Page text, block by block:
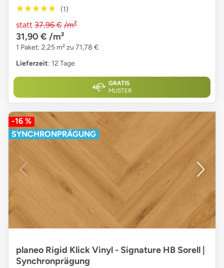
★★★★★
★★★★★ (1)
statt 37,96 € /m²
31,90 € /m²
1 Paket: 2,25 m² zu 71,78 €
Lieferzeit: 12 Tage
GRATIS
MUSTER
-16 %
SYNCHRONPRÄGUNG
planeo Rigid Klick Vinyl - Signature HB Sorell |
Synchronprägung